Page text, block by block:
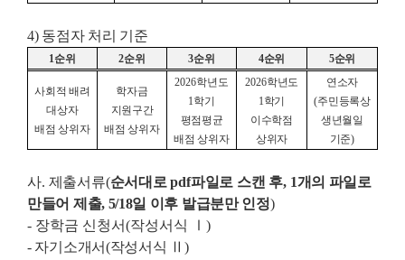
4) 동점자 처리 기준
1순위 2순위 3순위 4순위 5순위
사회적 배려
대상자
배점 상위자
학자금
지원구간
배점 상위자
2026학년도
1학기
평점평균
배점 상위자
2026학년도
1학기
이수학점
상위자
연소자
(주민등록상
생년월일
기준)
사. 제출서류(순서대로pdf파일로 스캔 후, 1개의 파일로
만들어 제출, 5/18일 이후 발급분만 인정)
- 장학금 신청서(작성서식 Ⅰ)
- 자기소개서(작성서식 Ⅱ)